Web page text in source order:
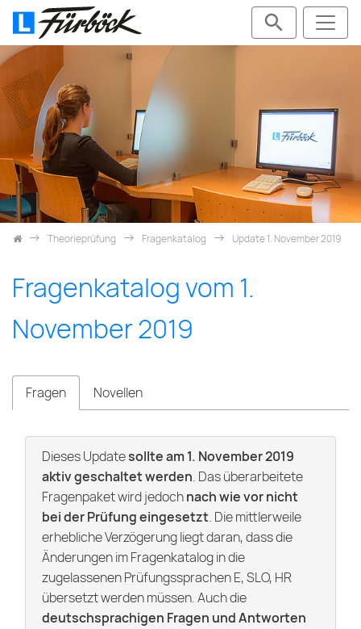
Zum Inhalt springen
Theorieprüfung Fragenkatalog Update 1. November 2019
Fragenkatalog vom 1.
November 2019
Fragen Novellen
Dieses Updatesollte am 1. November 2019
aktiv geschaltet werden. Das überarbeitete
Fragenpaket wird jedochnach wie vor nicht
bei der Prüfung eingesetzt. Die mittlerweile
erhebliche Verzögerung liegt daran, dass die
Änderungen im Fragenkatalog in die
zugelassenen Prüfungssprachen E, SLO, HR
übersetzt werden müssen. Auch die
deutschsprachigen Fragen und Antworten